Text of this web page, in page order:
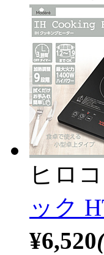
ヒロ
ック
¥6,520